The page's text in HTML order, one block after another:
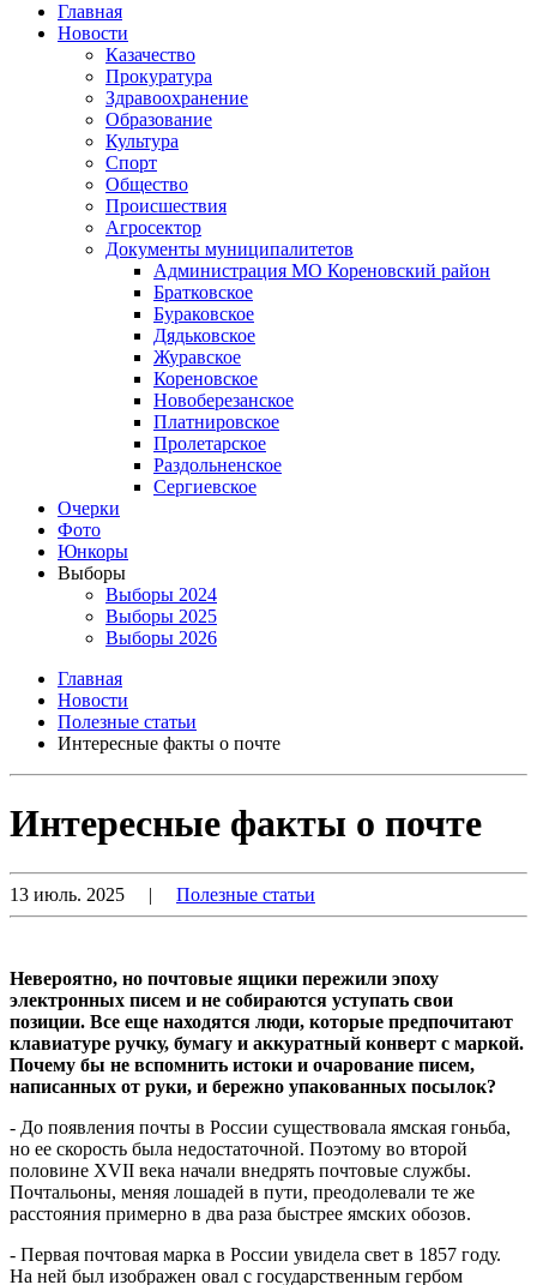
Главная
Новости
Казачество
Прокуратура
Здравоохранение
Образование
Культура
Спорт
Общество
Происшествия
Агросектор
Документы муниципалитетов
Администрация МО Кореновский район
Братковское
Бураковское
Дядьковское
Журавское
Кореновское
Новоберезанское
Платнировское
Пролетарское
Раздольненское
Сергиевское
Очерки
Фото
Юнкоры
Выборы
Выборы 2024
Выборы 2025
Выборы 2026
Главная
Новости
Полезные статьи
Интересные факты о почте
Интересные факты о почте
13 июль. 2025 | Полезные статьи
Невероятно, но почтовые ящики пережили эпоху
электронных писем и не собираются уступать свои
позиции. Все еще находятся люди, которые предпочитают
клавиатуре ручку, бумагу и аккуратный конверт с маркой.
Почему бы не вспомнить истоки и очарование писем,
написанных от руки, и бережно упакованных посылок?
- До появления почты в России существовала ямская гоньба,
но ее скорость была недостаточной. Поэтому во второй
половине XVII века начали внедрять почтовые службы.
Почтальоны, меняя лошадей в пути, преодолевали те же
расстояния примерно в два раза быстрее ямских обозов.
- Первая почтовая марка в России увидела свет в 1857 году.
На ней был изображен овал с государственным гербом